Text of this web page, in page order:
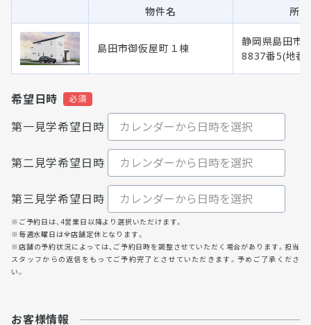
物件名 所
島田市御仮屋町１棟
静岡県島田市
8837番5(地番)
希望日時
第一見学希望日時
第二見学希望日時
第三見学希望日時
※ご予約日は、4営業日以降より選択いただけます。
※毎週水曜日は全店舗定休となります。
※店舗の予約状況によっては、ご予約日時を調整させていただく場合があります。担当
スタッフからの返信をもってご予約完了とさせていただきます。予めご了承くださ
い。
お客様情報